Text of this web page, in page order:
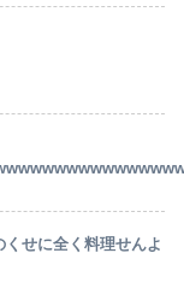
くせに全く料理せんよ